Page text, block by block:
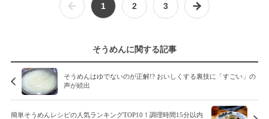
1 2 3
そうめんに関する記事
そうめんはゆでないのが正解!? おいしくする裏技に「すごい」の
声が続出
簡単そうめんレシピの人気ランキングTOP10！調理時間15分以内